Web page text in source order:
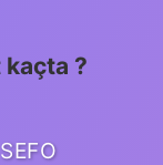
kaçta ?